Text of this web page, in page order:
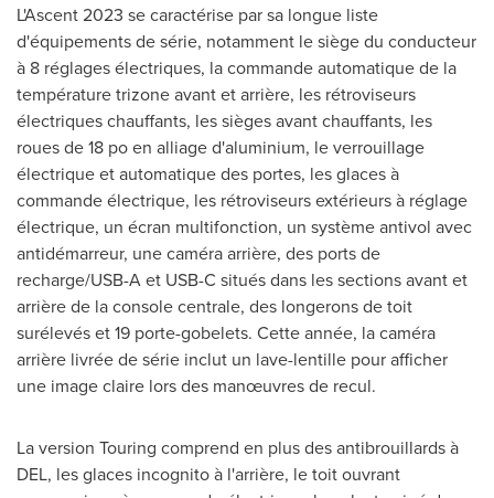
L'Ascent 2023 se caractérise par sa longue liste
d'équipements de série, notamment le siège du conducteur
à 8 réglages électriques, la commande automatique de la
température trizone avant et arrière, les rétroviseurs
électriques chauffants, les sièges avant chauffants, les
roues de 18 po en alliage d'aluminium, le verrouillage
électrique et automatique des portes, les glaces à
commande électrique, les rétroviseurs extérieurs à réglage
électrique, un écran multifonction, un système antivol avec
antidémarreur, une caméra arrière, des ports de
recharge/USB-A et USB-C situés dans les sections avant et
arrière de la console centrale, des longerons de toit
surélevés et 19 porte-gobelets. Cette année, la caméra
arrière livrée de série inclut un lave-lentille pour afficher
une image claire lors des manœuvres de recul.
La version Touring comprend en plus des antibrouillards à
DEL, les glaces incognito à l'arrière, le toit ouvrant